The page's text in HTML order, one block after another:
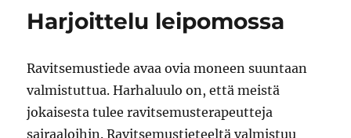
Harjoittelu leipomossa
Ravitsemustiede avaa ovia moneen suuntaan
valmistuttua. Harhaluulo on, että meistä
jokaisesta tulee ravitsemusterapeutteja
sairaaloihin. Ravitsemustieteeltä valmistuu